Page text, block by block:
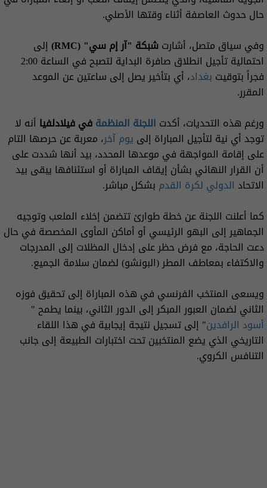
حال حدوث العاصفة أثناء وقتها الأصلي.
وفي سياق متصل، أشارتشبكة "آر إم سي" (RMC)
إلى
احتمالية تأجيل انطلاق صافرة البداية لتصبح في الساعة 2:00
فجراً بتوقيت بغداد، أي بتأخير يصل إلى ساعتين عن الموعد
المقرر.
ورغم هذه التحديات، أكدت اللجنة المنظمةفي فيلادلفيا أنه لا
توجد أي نية لتأجيل المباراة إلى يوم آخر، معربة عن حرصها التام
على إقامة المواجهة في موعدها المحدد، بيد أنها شددت على
أن القرار النهائي بشأن إيقاف المباراة أو استئنافها يبقى بيد
الاتحاد الدولي لكرة القدم بشكل مباشر.
كما أعلنت اللجنة عن خطة طوارئ تتضمن إخلاء الملعب وتوجيه
الجماهير إلى البهو الرئيسي أو أماكن المأوى المخصصة في حال
دعت الحاجة، مع فرض حظر على إدخال المظلات إلى المدرجات
والاكتفاء بمعاطف المطر (البونشو) لضمان سلامة الجميع.
ويسعى المنتخب الفرنسي في هذه المباراة إلى تحقيق فوزه
الثاني لضمان العبور المبكر إلى الدور الثاني، بينما يطمح "
أسود الرافدين" إلى تسجيل نتيجة إيجابية في هذا اللقاء
التاريخي الذي يضع المنتخبين تحت اختبارات الطبيعة إلى جانب
التنافس الكروي.